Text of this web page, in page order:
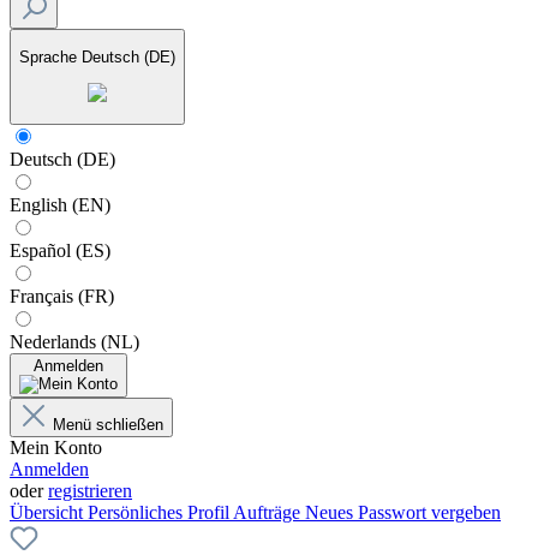
Sprache Deutsch (DE)
Deutsch (DE)
English (EN)
Español (ES)
Français (FR)
Nederlands (NL)
Anmelden
Menü schließen
Mein Konto
Anmelden
oderregistrieren
Übersicht Persönliches Profil Aufträge Neues Passwort vergeben